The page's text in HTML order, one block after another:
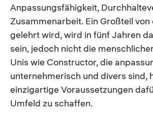
Anpassungsfähigkeit,
Zusammenarbeit. Ein Großteil von
gelehrt wird, wird in fünf Jahren
sein, jedoch nicht die
Unis wie Constructor, die
unternehmerisch und divers sind,
einzigartige Voraussetzungen
Umfeld zu schaffen.